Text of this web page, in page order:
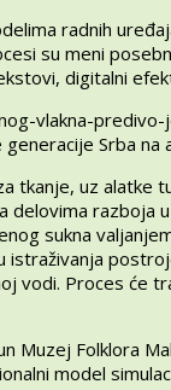
radnih
su meni
digitalni
Srba na
tkanje, uz
delovima razboja
sukna
istraživanja
vodi. Proces će
model